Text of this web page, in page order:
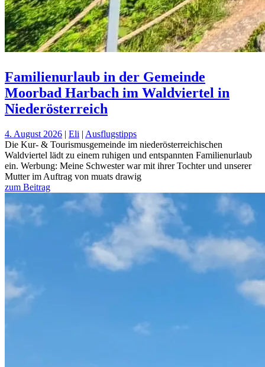
Familienurlaub in der Gemeinde
Moorbad Harbach im Waldviertel in
Niederösterreich
4. August 2026 | Eli | Ausflugstipps
Die Kur- & Tourismusgemeinde im niederösterreichischen
Waldviertel lädt zu einem ruhigen und entspannten Familienurlaub
ein. Werbung: Meine Schwester war mit ihrer Tochter und unserer
Mutter im Auftrag von muats drawig
zum Beitrag